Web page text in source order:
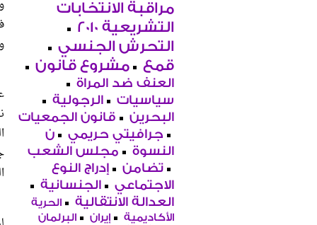
مراقبة الانتخابات
التشريعية 2010
التحرش الجنسي
قمع
مشروع قانون
العنف ضد المراة
سياسيات
الرجولية
البحرين
قانون الجمعيات
جرافيتي حريمي
ن
النسوة
مجلس الشعب
تضامن
إدراج النوع
الاجتماعي
الجنسانية
العدالة الانتقالية
الحرية
الأكاديمية
إيران
البرلمان